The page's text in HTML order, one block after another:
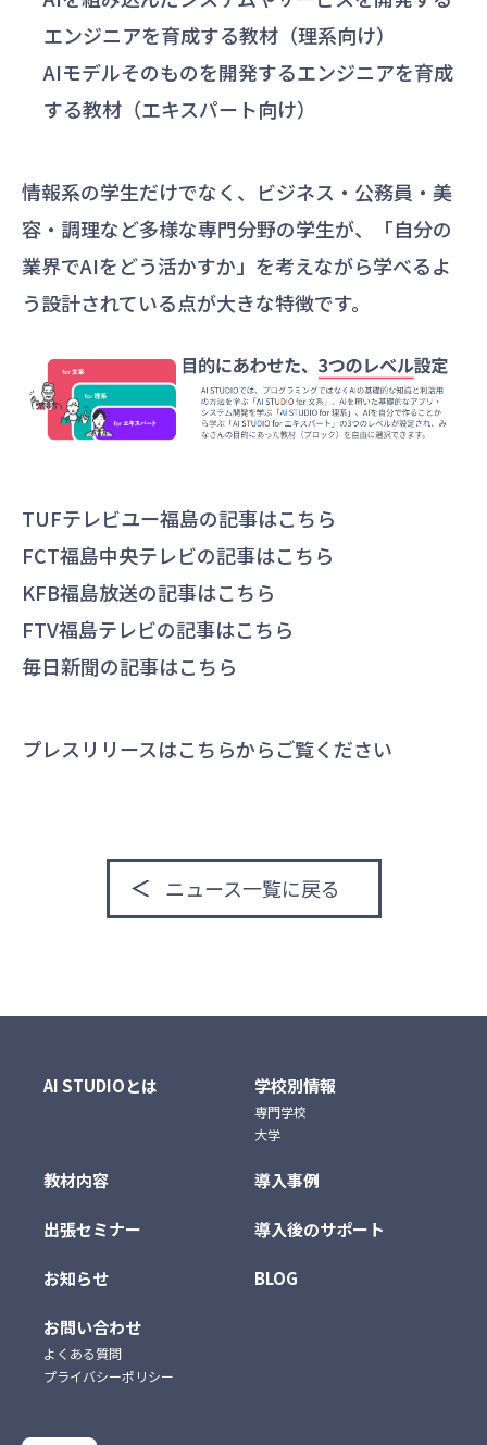
エンジニアを育成する教材（理系向け）
AIモデルそのものを開発するエンジニアを育成
する教材（エキスパート向け）
情報系の学生だけでなく、ビジネス・公務員・美
容・調理など多様な専門分野の学生が、「自分の
業界でAIをどう活かすか」を考えながら学べるよ
う設計されている点が大きな特徴です。
TUFテレビユー福島の記事はこちら
FCT福島中央テレビの記事はこちら
KFB福島放送の記事はこちら
FTV福島テレビの記事はこちら
毎日新聞の記事はこちら
プレスリリースはこちらからご覧ください
ニュース一覧に戻る
AI STUDIOとは 学校別情報
専門学校
大学
教材内容 導入事例
出張セミナー 導入後のサポート
お知らせ BLOG
お問い合わせ
よくある質問
プライバシーポリシー